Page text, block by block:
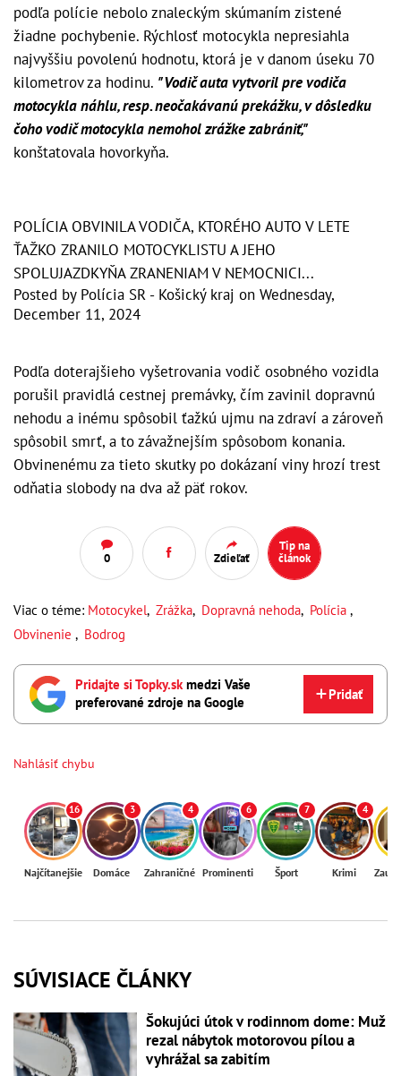
podľa polície nebolo znaleckým skúmaním zistené
žiadne pochybenie. Rýchlosť motocykla nepresiahla
najvyššiu povolenú hodnotu, ktorá je v danom úseku 70
kilometrov za hodinu. "Vodič auta vytvoril pre vodiča
motocykla náhlu, resp. neočakávanú prekážku, v dôsledku
čoho vodič motocykla nemohol zrážke zabrániť,"
konštatovala hovorkyňa.
POLÍCIA OBVINILA VODIČA, KTORÉHO AUTO V LETE
ŤAŽKO ZRANILO MOTOCYKLISTU A JEHO
SPOLUJAZDKYŇA ZRANENIAM V NEMOCNICI...
Posted by Polícia SR - Košický kraj on Wednesday,
December 11, 2024
Podľa doterajšieho vyšetrovania vodič osobného vozidla
porušil pravidlá cestnej premávky, čím zavinil dopravnú
nehodu a inému spôsobil ťažkú ujmu na zdraví a zároveň
spôsobil smrť, a to závažnejším spôsobom konania.
Obvinenému za tieto skutky po dokázaní viny hrozí trest
odňatia slobody na dva až päť rokov.
0 Zdieľať
Tip na
článok
Viac o téme: Motocykel, Zrážka, Dopravná nehoda, Polícia ,
Obvinenie , Bodrog
Pridajte si Topky.skmedzi Vaše
preferované zdroje na Google
Pridať
Nahlásiť chybu
16
Najčítanejšie
3
Domáce
4
Zahraničné
6
Prominenti
7
Šport
4
Krimi
SÚVISIACE ČLÁNKY
Šokujúci útok v rodinnom dome: Muž
rezal nábytok motorovou pílou a
vyhrážal sa zabitím